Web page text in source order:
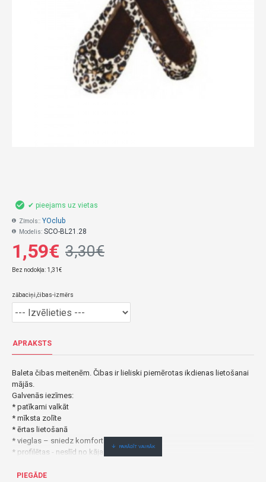
1,59€ 3,30€
Bez nodokļa: 1,31€
✔ pieejams uz vietas
Zīmols:: YOclub
Modelis: SCO-BL21.28
zābaciņi,čibas-izmērs
APRAKSTS
Baleta čibas meitenēm. Čibas ir lieliski piemērotas ikdienas lietošanai
mājās.
Galvenās iezīmes:
* patīkami valkāt
* mīksta zolīte
* ērtas lietošanā
* vieglas – sniedz komforta sajūtu
* profilētas - neslīd no kājas
Baleta čibas SAFARI 28/29 BL-21-izpārdošana-Yoclub
PIEGĀDE